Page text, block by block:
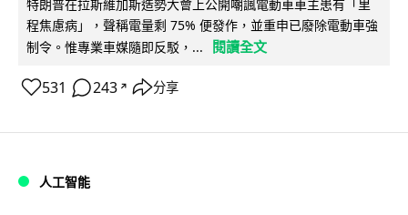
特朗普在拉斯維加斯造勢大會上公開嘲諷電動車車主患有「里
程焦慮病」，聲稱電量剩 75% 便發作，並重申已廢除電動車強
制令。惟專業車媒隨即反駁，...
閱讀全文
531 243 ↗ 分享
人工智能